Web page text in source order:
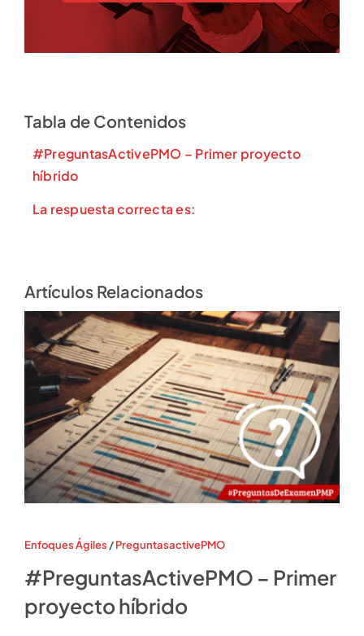
Tabla de Contenidos
#PreguntasActivePMO – Primer proyecto
híbrido
La respuesta correcta es:
Artículos Relacionados
Enfoques Ágiles /PreguntasactivePMO
#PreguntasActivePMO – Primer
proyecto híbrido